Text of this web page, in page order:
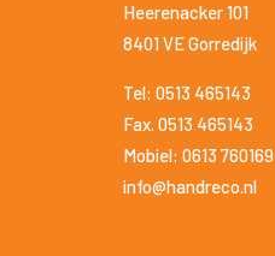
Heerenacker 101
8401 VE Gorredijk
Tel: 0513 465143
Fax. 0513 465143
Mobiel: 0613 760169
info@handreco.nl